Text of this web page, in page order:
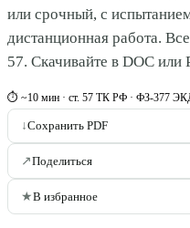
или срочный, с
дистанционная работа.
57. Скачивайте в DOC или
⏱ ~10 мин · ст. 57 ТК РФ · ФЗ-377
↓Сохранить PDF
↗Поделиться
★В избранное